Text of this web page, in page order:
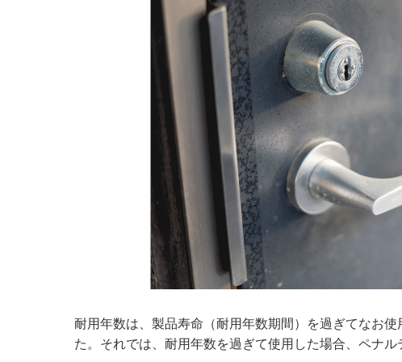
耐用年数は、製品寿命（耐用年数期間）を過ぎてなお
た。それでは、耐用年数を過ぎて使用した場合、ペナル